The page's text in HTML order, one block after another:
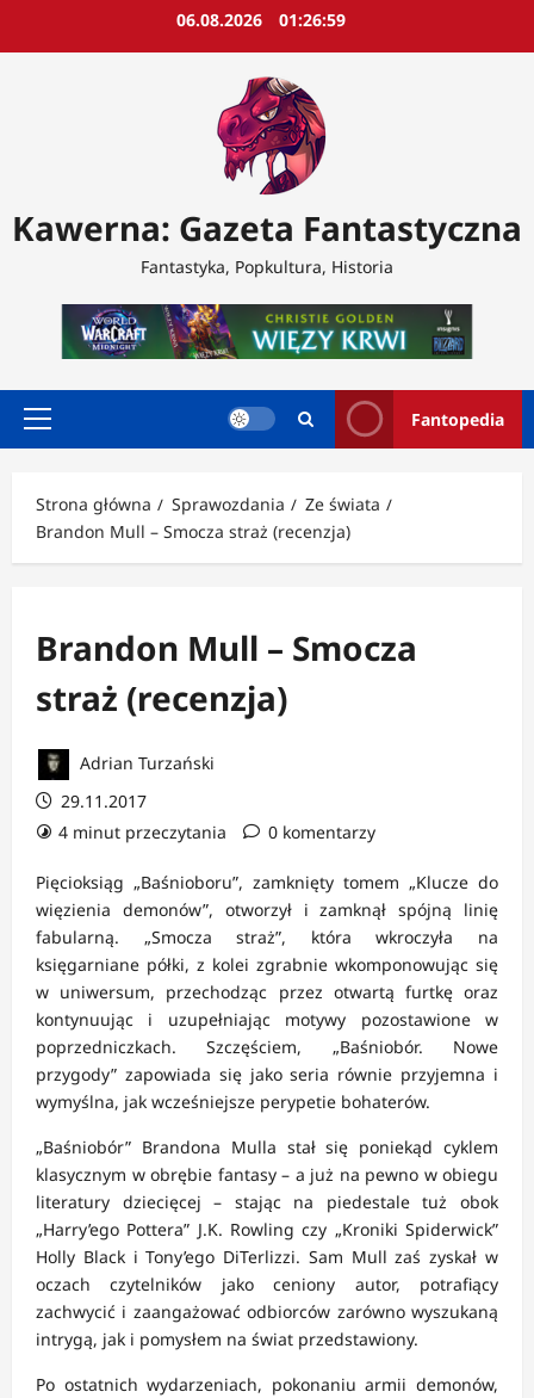
06.08.2026 01:27:01
Kawerna: Gazeta Fantastyczna
Fantastyka, Popkultura, Historia
Menu
Fantopedia
Strona główna Sprawozdania
Ze świata
Brandon Mull – Smocza straż (recenzja)
Brandon Mull – Smocza
straż (recenzja)
Adrian Turzański
29.11.2017
4 minut przeczytania
0 komentarzy
Pięcioksiąg „Baśnioboru”, zamknięty tomem „Klucze do
więzienia demonów”, otworzył i zamknął spójną linię
fabularną. „Smocza straż”, która wkroczyła na
księgarniane półki, z kolei zgrabnie wkomponowując się
w uniwersum, przechodząc przez otwartą furtkę oraz
kontynuując i uzupełniając motywy pozostawione w
poprzedniczkach. Szczęściem, „Baśniobór. Nowe
przygody” zapowiada się jako seria równie przyjemna i
wymyślna, jak wcześniejsze perypetie bohaterów.
„Baśniobór” Brandona Mulla stał się poniekąd cyklem
klasycznym w obrębie fantasy – a już na pewno w obiegu
literatury dziecięcej – stając na piedestale tuż obok
„Harry’ego Pottera” J.K. Rowling czy „Kroniki Spiderwick”
Holly Black i Tony’ego DiTerlizzi. Sam Mull zaś zyskał w
oczach czytelników jako ceniony autor, potrafiący
zachwycić i zaangażować odbiorców zarówno wyszukaną
intrygą, jak i pomysłem na świat przedstawiony.
Po ostatnich wydarzeniach, pokonaniu armii demonów,